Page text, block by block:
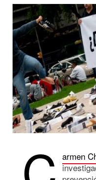
armen